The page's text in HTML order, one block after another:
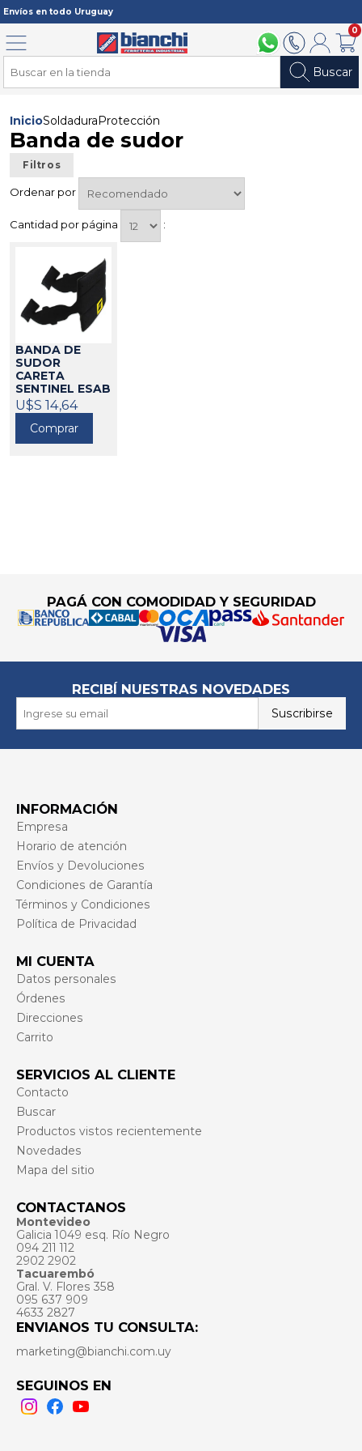
Envíos en todo Uruguay
094 211 1122902 2902Mi cuenta
0
Buscar
Menú
InicioSoldadura Protección
Banda de sudor
Filtros
Ordenar por
Cantidad por página :
BANDA DE
SUDOR
CARETA
SENTINEL ESAB
610066
U$S 14,64
Comprar
PAGÁ CON COMODIDAD Y SEGURIDAD
RECIBÍ NUESTRAS NOVEDADES
Suscribirse
INFORMACIÓN
Empresa
Horario de atención
Envíos y Devoluciones
Condiciones de Garantía
Términos y Condiciones
Política de Privacidad
MI CUENTA
Datos personales
Órdenes
Direcciones
Carrito
SERVICIOS AL CLIENTE
Contacto
Buscar
Productos vistos recientemente
Novedades
Mapa del sitio
CONTACTANOS
Montevideo
Galicia 1049 esq. Río Negro
094 211 112
2902 2902
Tacuarembó
Gral. V. Flores 358
095 637 909
4633 2827
ENVIANOS TU CONSULTA:
marketing@bianchi.com.uy
SEGUINOS EN
Instagram
FacebookYoutube